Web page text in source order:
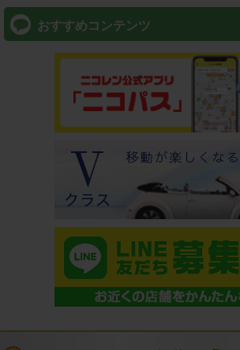
おすすめコンテンツ